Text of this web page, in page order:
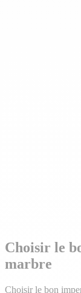
Choisir le
marbre
Choisir le bon